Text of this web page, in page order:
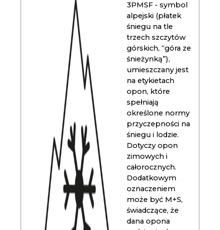
3PMSF - symbol
alpejski (płatek
śniegu na tle
trzech szczytów
górskich, “góra ze
śnieżynką”),
umieszczany jest
na etykietach
opon, które
spełniają
określone normy
przyczepności na
śniegu i lodzie.
Dotyczy opon
zimowych i
całorocznych.
Dodatkowym
oznaczeniem
może być M+S,
świadczące, że
dana opona